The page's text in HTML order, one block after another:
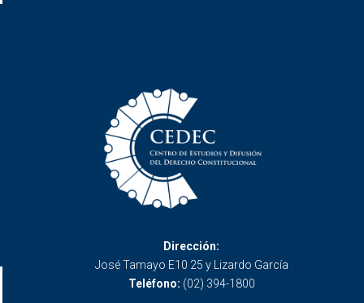
Dirección:
José Tamayo E10 25 y Lizardo García
Teléfono: (02) 394-1800